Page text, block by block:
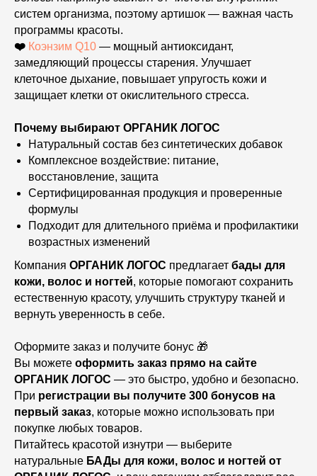
систем организма, поэтому артишок — важная часть
программы красоты.
❤️ Коэнзим Q10 — мощный антиоксидант,
замедляющий процессы старения. Улучшает
клеточное дыхание, повышает упругость кожи и
защищает клетки от окислительного стресса.
Почему выбирают ОРГАНИК ЛОГОС
Натуральный состав без синтетических добавок
Комплексное воздействие: питание,
восстановление, защита
Сертифицированная продукция и проверенные
формулы
Подходит для длительного приёма и профилактики
возрастных изменений
Компания ОРГАНИК ЛОГОС предлагает бады для
кожи, волос и ногтей, которые помогают сохранить
естественную красоту, улучшить структуру тканей и
вернуть уверенность в себе.
Оформите заказ и получите бонус 🎁
Вы можете оформить заказ прямо на сайте
ОРГАНИК ЛОГОС — это быстро, удобно и безопасно.
При регистрации вы получите 300 бонусов на
первый заказ, которые можно использовать при
покупке любых товаров.
Питайтесь красотой изнутри — выберите
натуральные БАДы для кожи, волос и ногтей от